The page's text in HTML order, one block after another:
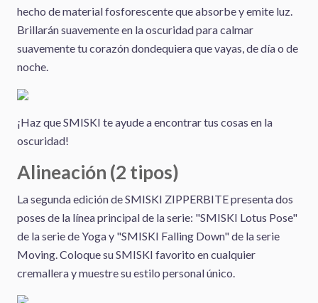
hecho de material fosforescente que absorbe y emite luz.
Brillarán suavemente en la oscuridad para calmar
suavemente tu corazón dondequiera que vayas, de día o de
noche.
¡Haz que SMISKI te ayude a encontrar tus cosas en la
oscuridad!
Alineación (2 tipos)
La segunda edición de SMISKI ZIPPERBITE presenta dos
poses de la línea principal de la serie: "SMISKI Lotus Pose"
de la serie de Yoga y "SMISKI Falling Down" de la serie
Moving. Coloque su SMISKI favorito en cualquier
cremallera y muestre su estilo personal único.